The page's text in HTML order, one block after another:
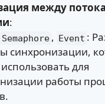
между
:
Semaphore , Event :
синхронизации,
для
работы